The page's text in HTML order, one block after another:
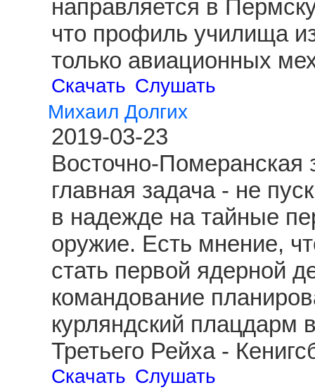
направляется в
что профиль училища
только авиационных
Скачать Слушать
Михаил Долгих
2019-03-23
Восточно-Померанская
главная задача - не
в надежде на тайные
оружие. Есть мнение,
стать первой ядерной
командование
курляндский плацдарм
Третьего Рейха -
Скачать Слушать